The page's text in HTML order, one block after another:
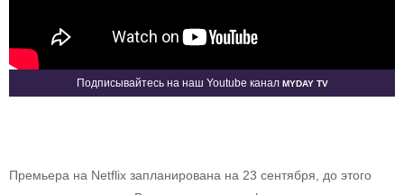
Подписывайтесь на наш Youtube канал Myday TV
Премьера на Netflix запланирована на 23 сентября, до этого